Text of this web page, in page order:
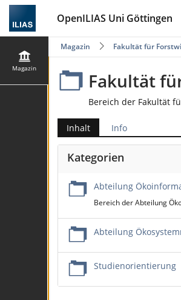
OpenILIAS Uni Göttingen
Magazin
Magazin Fakultät für
Fakultät
Bereich der Fakultät
Inhalt Info
Kategorien
Abteilung
Bereich der Abteilung
Abteilung
Studienorientierung